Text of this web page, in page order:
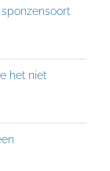
het niet